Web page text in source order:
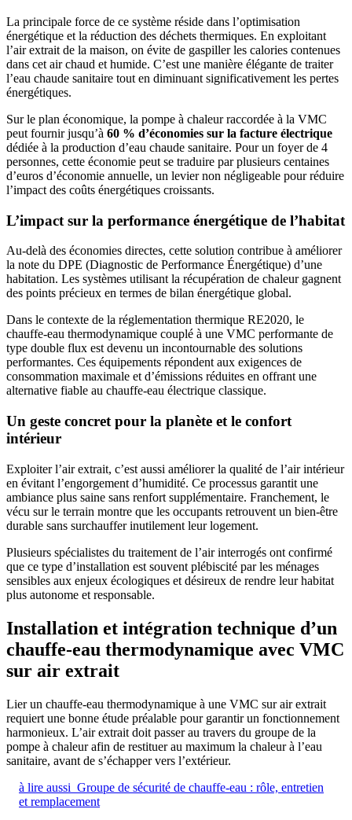
La principale force de ce système réside dans l’optimisation
énergétique et la réduction des déchets thermiques. En exploitant
l’air extrait de la maison, on évite de gaspiller les calories contenues
dans cet air chaud et humide. C’est une manière élégante de traiter
l’eau chaude sanitaire tout en diminuant significativement les pertes
énergétiques.
Sur le plan économique, la pompe à chaleur raccordée à la VMC
peut fournir jusqu’à 60 % d’économies sur la facture électrique
dédiée à la production d’eau chaude sanitaire. Pour un foyer de 4
personnes, cette économie peut se traduire par plusieurs centaines
d’euros d’économie annuelle, un levier non négligeable pour réduire
l’impact des coûts énergétiques croissants.
L’impact sur la performance énergétique de l’habitat
Au-delà des économies directes, cette solution contribue à améliorer
la note du DPE (Diagnostic de Performance Énergétique) d’une
habitation. Les systèmes utilisant la récupération de chaleur gagnent
des points précieux en termes de bilan énergétique global.
Dans le contexte de la réglementation thermique RE2020, le
chauffe-eau thermodynamique couplé à une VMC performante de
type double flux est devenu un incontournable des solutions
performantes. Ces équipements répondent aux exigences de
consommation maximale et d’émissions réduites en offrant une
alternative fiable au chauffe-eau électrique classique.
Un geste concret pour la planète et le confort
intérieur
Exploiter l’air extrait, c’est aussi améliorer la qualité de l’air intérieur
en évitant l’engorgement d’humidité. Ce processus garantit une
ambiance plus saine sans renfort supplémentaire. Franchement, le
vécu sur le terrain montre que les occupants retrouvent un bien-être
durable sans surchauffer inutilement leur logement.
Plusieurs spécialistes du traitement de l’air interrogés ont confirmé
que ce type d’installation est souvent plébiscité par les ménages
sensibles aux enjeux écologiques et désireux de rendre leur habitat
plus autonome et responsable.
Installation et intégration technique d’un
chauffe-eau thermodynamique avec VMC
sur air extrait
Lier un chauffe-eau thermodynamique à une VMC sur air extrait
requiert une bonne étude préalable pour garantir un fonctionnement
harmonieux. L’air extrait doit passer au travers du groupe de la
pompe à chaleur afin de restituer au maximum la chaleur à l’eau
sanitaire, avant de s’échapper vers l’extérieur.
à lire aussi Groupe de sécurité de chauffe-eau : rôle, entretien
et remplacement